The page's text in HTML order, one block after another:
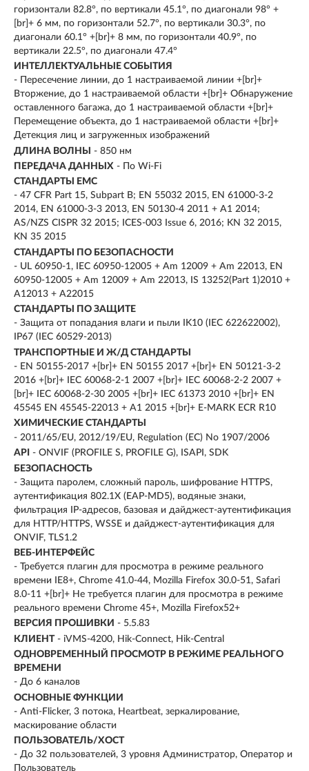
горизонтали 82.8°, по вертикали 45.1°, по диагонали 98° +
[br]+ 6 мм, по горизонтали 52.7°, по вертикали 30.3°, по
диагонали 60.1° +[br]+ 8 мм, по горизонтали 40.9°, по
вертикали 22.5°, по диагонали 47.4°
ИНТЕЛЛЕКТУАЛЬНЫЕ СОБЫТИЯ
- Пересечение линии, до 1 настраиваемой линии +[br]+
Вторжение, до 1 настраиваемой области +[br]+ Обнаружение
оставленного багажа, до 1 настраиваемой области +[br]+
Перемещение объекта, до 1 настраиваемой области +[br]+
Детекция лиц и загруженных изображений
ДЛИНА ВОЛНЫ
- 850 нм
ПЕРЕДАЧА ДАННЫХ - По Wi-Fi
СТАНДАРТЫ EMC
- 47 CFR Part 15, Subpart B; EN 55032 2015, EN 61000-3-2
2014, EN 61000-3-3 2013, EN 50130-4 2011 + A1 2014;
AS/NZS CISPR 32 2015; ICES-003 Issue 6, 2016; KN 32 2015,
KN 35 2015
СТАНДАРТЫ ПО БЕЗОПАСНОСТИ
- UL 60950-1, IEC 60950-12005 + Am 12009 + Am 22013, EN
60950-12005 + Am 12009 + Am 22013, IS 13252(Part 1)2010 +
A12013 + A22015
СТАНДАРТЫ ПО ЗАЩИТЕ
- Защита от попадания влаги и пыли IK10 (IEC 622622002),
IP67 (IEC 60529-2013)
ТРАНСПОРТНЫЕ И Ж/Д СТАНДАРТЫ
- EN 50155-2017 +[br]+ EN 50155 2017 +[br]+ EN 50121-3-2
2016 +[br]+ IEC 60068-2-1 2007 +[br]+ IEC 60068-2-2 2007 +
[br]+ IEC 60068-2-30 2005 +[br]+ IEC 61373 2010 +[br]+ EN
45545 EN 45545-22013 + A1 2015 +[br]+ E-MARK ECR R10
ХИМИЧЕСКИЕ СТАНДАРТЫ
- 2011/65/EU, 2012/19/EU, Regulation (EC) No 1907/2006
API
- ONVIF (PROFILE S, PROFILE G), ISAPI, SDK
БЕЗОПАСНОСТЬ
- Защита паролем, сложный пароль, шифрование HTTPS,
аутентификация 802.1X (EAP-MD5), водяные знаки,
фильтрация IP-адресов, базовая и дайджест-аутентификация
для HTTP/HTTPS, WSSE и дайджест-аутентификация для
ONVIF, TLS1.2
ВЕБ-ИНТЕРФЕЙС
- Требуется плагин для просмотра в режиме реального
времени IE8+, Chrome 41.0-44, Mozilla Firefox 30.0-51, Safari
8.0-11 +[br]+ Не требуется плагин для просмотра в режиме
реального времени Chrome 45+, Mozilla Firefox52+
ВЕРСИЯ ПРОШИВКИ - 5.5.83
КЛИЕНТ - iVMS-4200, Hik-Connect, Hik-Central
ОДНОВРЕМЕННЫЙ ПРОСМОТР В РЕЖИМЕ РЕАЛЬНОГО
ВРЕМЕНИ
- До 6 каналов
ОСНОВНЫЕ ФУНКЦИИ
- Anti-Flicker, 3 потока, Heartbeat, зеркалирование,
маскирование области
ПОЛЬЗОВАТЕЛЬ/ХОСТ
- До 32 пользователей, 3 уровня Администратор, Оператор и
Пользователь